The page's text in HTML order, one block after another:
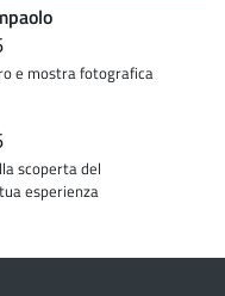
e mostra fotografica
scoperta del
esperienza